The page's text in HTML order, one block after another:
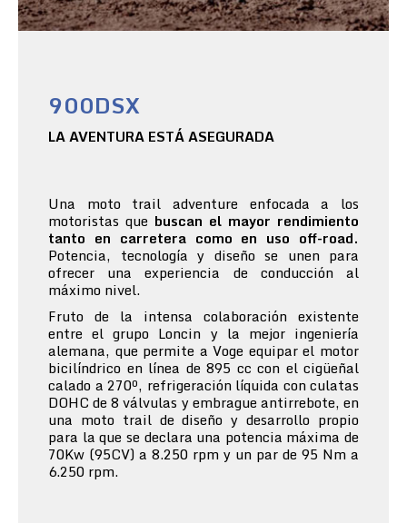
900DSX
LA AVENTURA ESTÁ ASEGURADA
Una moto trail adventure enfocada a los
motoristas que buscan el mayor rendimiento
tanto en carretera como en uso off-road.
Potencia, tecnología y diseño se unen para
ofrecer una experiencia de conducción al
máximo nivel.
Fruto de la intensa colaboración existente
entre el grupo Loncin y la mejor ingeniería
alemana, que permite a Voge equipar el motor
bicilíndrico en línea de 895 cc con el cigüeñal
calado a 270º, refrigeración líquida con culatas
DOHC de 8 válvulas y embrague antirrebote, en
una moto trail de diseño y desarrollo propio
para la que se declara una potencia máxima de
70Kw (95CV) a 8.250 rpm y un par de 95 Nm a
6.250 rpm.